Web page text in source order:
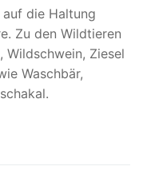
die Haltung
Zu den Wildtieren
Wildschwein, Ziesel
Waschbär,